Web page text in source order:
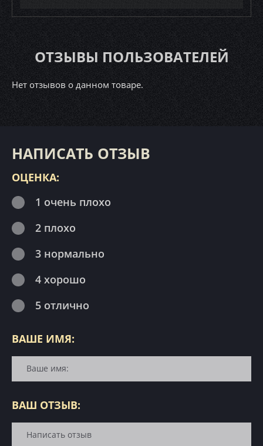
ОТЗЫВЫ ПОЛЬЗОВАТЕЛЕЙ
Нет отзывов о данном товаре.
НАПИСАТЬ ОТЗЫВ
ОЦЕНКА:
1 очень плохо
2 плохо
3 нормально
4 хорошо
5 отлично
ВАШЕ ИМЯ:
ВАШ ОТЗЫВ: